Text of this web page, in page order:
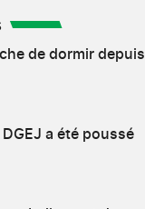
de dormir depuis
a été poussé